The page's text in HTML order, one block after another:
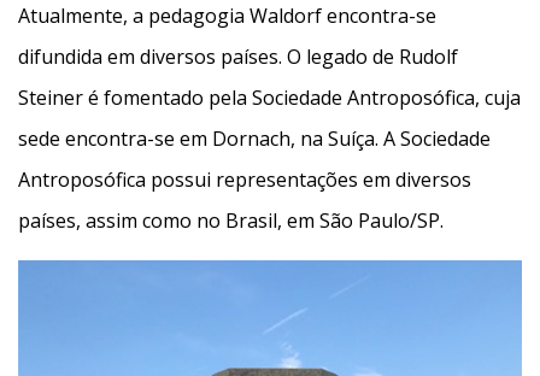
Atualmente, a pedagogia Waldorf encontra-se
difundida em diversos países. O legado de Rudolf
Steiner é fomentado pela Sociedade Antroposófica, cuja
sede encontra-se em Dornach, na Suíça. A Sociedade
Antroposófica possui representações em diversos
países, assim como no Brasil, em São Paulo/SP.